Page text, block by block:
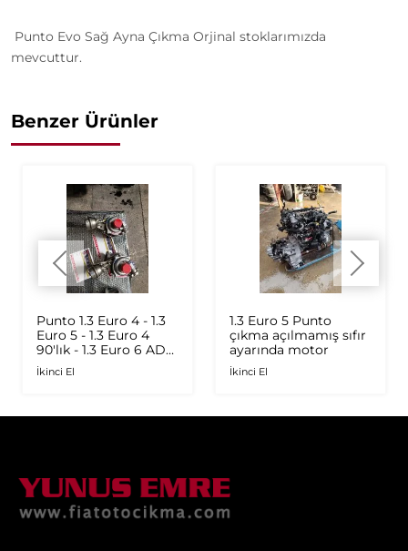
Punto Evo Sağ Ayna Çıkma Orjinal stoklarımızda
mevcuttur.
Benzer Ürünler
Punto 1.3 Euro 4 - 1.3
Euro 5 - 1.3 Euro 4
90'lık - 1.3 Euro 6 AD
Plus 1.6 Multijet - 1.9
JTD Orijinal Turbo
İkinci El
1.3 Euro 5 Punto
çıkma açılmamış sıfır
ayarında motor
İkinci El